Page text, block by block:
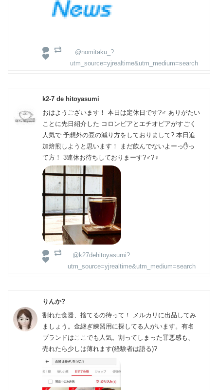
@nomitaku_?
utm_source=yjrealtime&utm_medium=search
k2-7 de hitoyasumi
おはようございます！ 本日は定休日です?‍♂️ ありがたい
ことに先日紹介した コロンビアとエチオピアがすごく
人気で 予想外の豆の減り方をしておりまして? 本日追
加焙煎しようと思います！ まだ飲んでないよーっ✋っ
て方！ 3連休お待ちしておりまーす?‍♂️?‍♀️
@k27dehitoyasumi?
utm_source=yjrealtime&utm_medium=search
りんか?
割れた食器、捨てるの待って！ メルカリに出品してみ
ましょう。金継ぎ練習用に探してる人がいます。有名
ブランドはここでも人気。割ってしまった罪悪感も、
売れたら少しは薄れます(経験者は語る)?